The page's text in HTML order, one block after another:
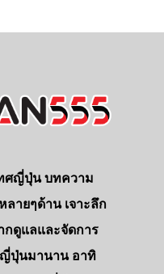
ทศญี่ปุ่น บทความ
ายๆด้าน เจาะลึก
กดูแลและจัดการ
ญี่ปุ่นมานาน อาทิ